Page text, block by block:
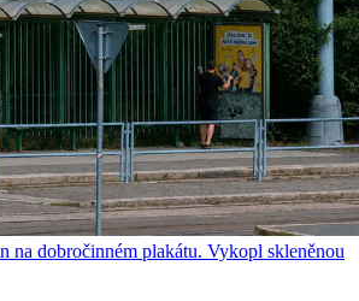
na dobročinném plakátu. Vykopl skleněnou